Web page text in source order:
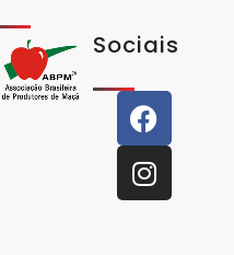
Sociais